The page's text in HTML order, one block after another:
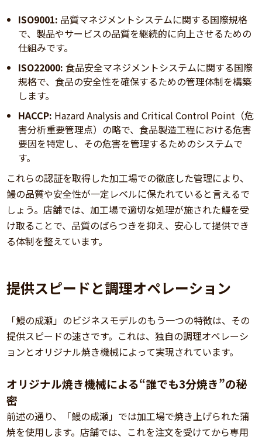
ISO9001: 品質マネジメントシステムに関する国際規格
で、製品やサービスの品質を継続的に向上させるための
仕組みです。
ISO22000: 食品安全マネジメントシステムに関する国際
規格で、食品の安全性を確保するための管理体制を構築
します。
HACCP: Hazard Analysis and Critical Control Point（危
害分析重要管理点）の略で、食品製造工程における危害
要因を特定し、その危害を管理するためのシステムで
す。
これらの認証を取得した加工場での徹底した管理により、
鰻の品質や安全性が一定レベルに保たれていると言えるで
しょう。店舗では、加工場で適切な処理が施された鰻を受
け取ることで、品質のばらつきを抑え、安心して提供でき
る体制を整えています。
提供スピードと調理オペレーション
「鰻の成瀬」のビジネスモデルのもう一つの特徴は、その
提供スピードの速さです。これは、独自の調理オペレーシ
ョンとオリジナル焼き機械によって実現されています。
オリジナル焼き機械による“誰でも3分焼き”の秘
密
前述の通り、「鰻の成瀬」では加工場で焼き上げられた蒲
焼を使用します。店舗では、これを注文を受けてから専用